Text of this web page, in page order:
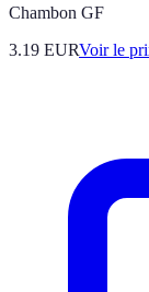
Chambon GF
3.19 EURVoir le